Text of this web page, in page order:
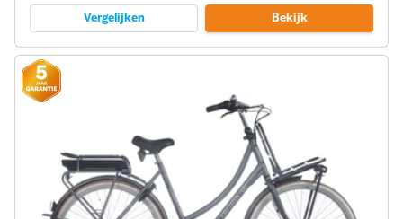
Vergelijken Bekijk